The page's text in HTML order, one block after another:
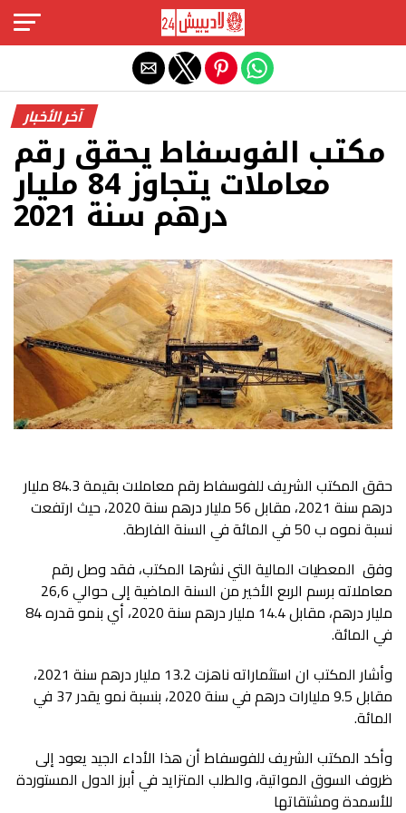
آخر الأخبار
مكتب الفوسفاط يحقق رقم
معاملات يتجاوز 84 مليار
درهم سنة 2021
حقق المكتب الشريف للفوسفاط رقم معاملات بقيمة 84.3 مليار
درهم سنة 2021، مقابل 56 مليار درهم سنة 2020، حيث ارتفعت
نسبة نموه ب 50 في المائة في السنة الفارطة.
وفق المعطيات المالية التي نشرها المكتب، فقد وصل رقم
معاملاته برسم الربع الأخير من السنة الماضية إلى حوالي 26,6
مليار درهم، مقابل 14.4 مليار درهم سنة 2020، أي بنمو قدره 84
في المائة.
وأشار المكتب ان استثماراته ناهزت 13.2 مليار درهم سنة 2021،
مقابل 9.5 مليارات درهم في سنة 2020، بنسبة نمو يقدر 37 في
المائة.
وأكد المكتب الشريف للفوسفاط أن هذا الأداء الجيد يعود إلى
ظروف السوق المواتية، والطلب المتزايد في أبرز الدول المستوردة
للأسمدة ومشتقاتها
Exit mobile version